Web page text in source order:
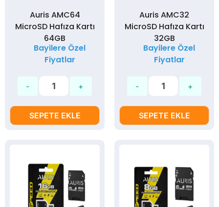
Auris AMC64
MicroSD Hafıza Kartı
64GB
Bayilere Özel
Fiyatlar
SEPETE EKLE
Auris AMC32
MicroSD Hafıza Kartı
32GB
Bayilere Özel
Fiyatlar
SEPETE EKLE